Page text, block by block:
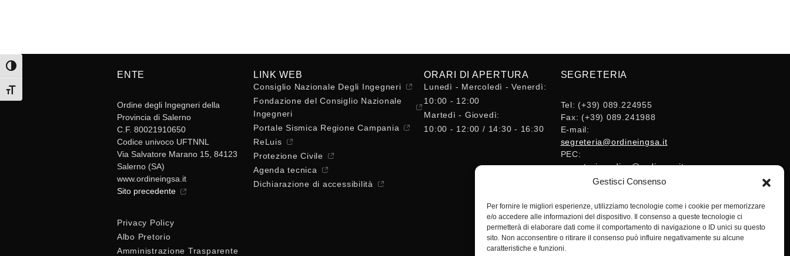
Gestisci Consenso
Per fornire le migliori esperienze, utilizziamo tecnologie come i cookie per memorizzare
e/o accedere alle informazioni del dispositivo. Il consenso a queste tecnologie ci
permetterà di elaborare dati come il comportamento di navigazione o ID unici su questo
sito. Non acconsentire o ritirare il consenso può influire negativamente su alcune
caratteristiche e funzioni.
Attiva/disattiva alto contrasto
Attiva/disattiva dimensione testo
ENTE
Ordine degli Ingegneri della
Provincia di Salerno
C.F. 80021910650
Codice univoco UFTNNL
Via Salvatore Marano 15, 84123
Salerno (SA)
www.ordineingsa.it
Sito precedente
Privacy Policy
Albo Pretorio
Amministrazione Trasparente
LINK WEB
Consiglio Nazionale Degli Ingegneri
Fondazione del Consiglio Nazionale
Ingegneri
Portale Sismica Regione Campania
ReLuis
Protezione Civile
Agenda tecnica
Dichiarazione di accessibilità
ORARI DI APERTURA
Lunedì - Mercoledì - Venerdì:
10:00 - 12:00
Martedì - Giovedì:
10:00 - 12:00 / 14:30 - 16:30
SEGRETERIA
Tel: (+39) 089.224955
Fax: (+39) 089.241988
E-mail:
segreteria@ordineingsa.it
PEC:
segreteria.ordine@ordingsa.it